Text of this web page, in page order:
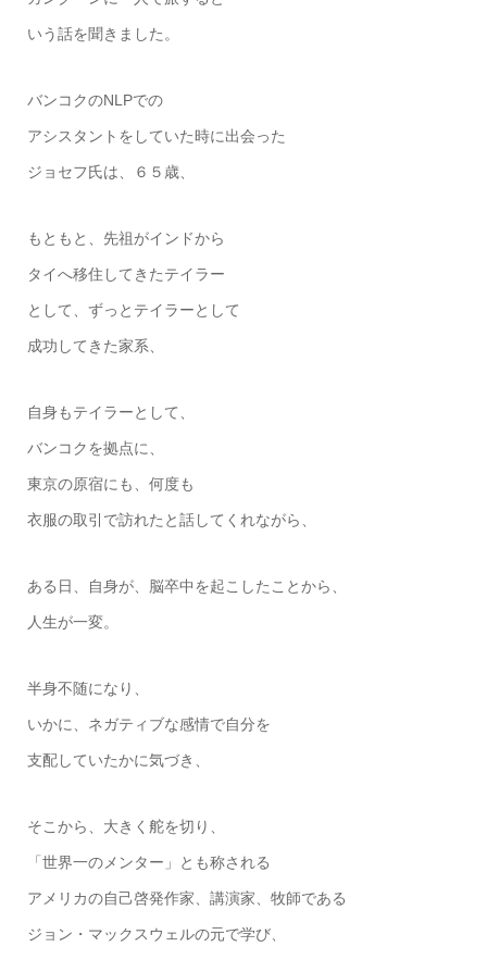
いう話を聞きました。
バンコクのNLPでの
アシスタントをしていた時に出会った
ジョセフ氏は、６５歳、
もともと、先祖がインドから
タイへ移住してきたテイラー
として、ずっとテイラーとして
成功してきた家系、
自身もテイラーとして、
バンコクを拠点に、
東京の原宿にも、何度も
衣服の取引で訪れたと話してくれながら、
ある日、自身が、脳卒中を起こしたことから、
人生が一変。
半身不随になり、
いかに、ネガティブな感情で自分を
支配していたかに気づき、
そこから、大きく舵を切り、
「世界一のメンター」とも称される
アメリカの自己啓発作家、講演家、牧師である
ジョン・マックスウェルの元で学び、